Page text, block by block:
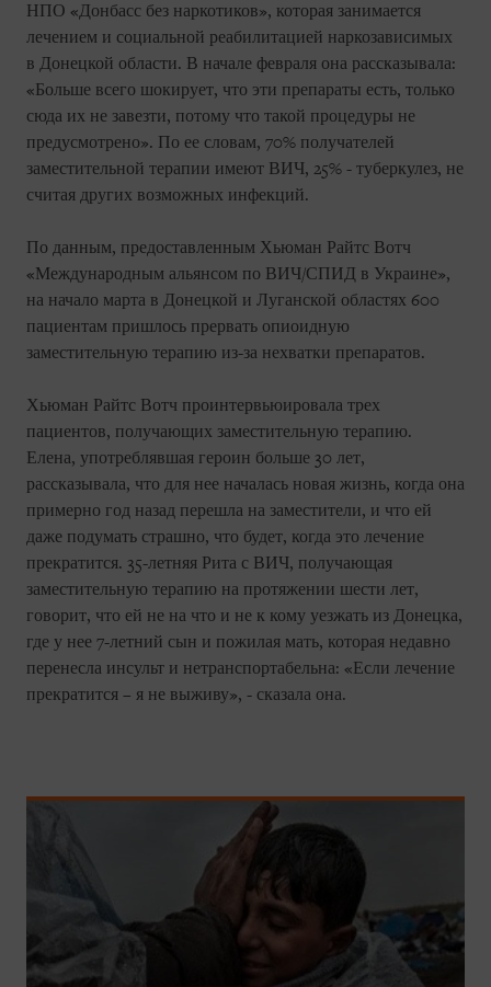
НПО «Донбасс без наркотиков», которая занимается
лечением и социальной реабилитацией наркозависимых
в Донецкой области. В начале февраля она рассказывала:
«Больше всего шокирует, что эти препараты есть, только
сюда их не завезти, потому что такой процедуры не
предусмотрено». По ее словам, 70% получателей
заместительной терапии имеют ВИЧ, 25% - туберкулез, не
считая других возможных инфекций.
По данным, предоставленным Хьюман Райтс Вотч
«Международным альянсом по ВИЧ/СПИД в Украине»,
на начало марта в Донецкой и Луганской областях 600
пациентам пришлось прервать опиоидную
заместительную терапию из-за нехватки препаратов.
Хьюман Райтс Вотч проинтервьюировала трех
пациентов, получающих заместительную терапию.
Елена, употреблявшая героин больше 30 лет,
рассказывала, что для нее началась новая жизнь, когда она
примерно год назад перешла на заместители, и что ей
даже подумать страшно, что будет, когда это лечение
прекратится. 35-летняя Рита с ВИЧ, получающая
заместительную терапию на протяжении шести лет,
говорит, что ей не на что и не к кому уезжать из Донецка,
где у нее 7-летний сын и пожилая мать, которая недавно
перенесла инсульт и нетранспортабельна: «Если лечение
прекратится – я не выживу», - сказала она.